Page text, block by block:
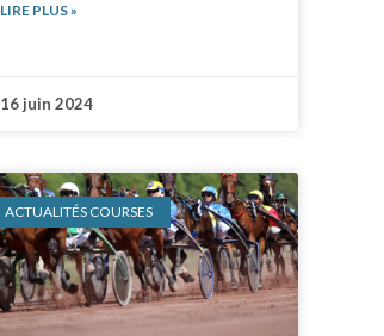
LIRE PLUS »
16 juin 2024
ACTUALITÉS COURSES